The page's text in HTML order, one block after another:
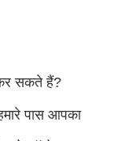
सकते हैं?
पास आपका